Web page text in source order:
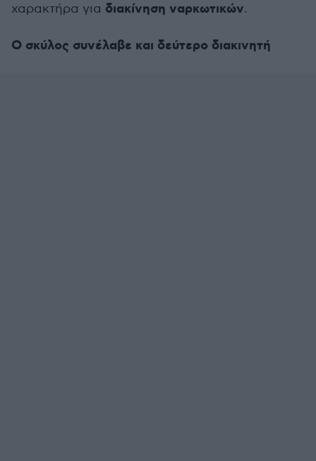
χαρακτήρα για διακίνηση ναρκωτικών.
Ο σκύλος συνέλαβε και δεύτερο διακινητή